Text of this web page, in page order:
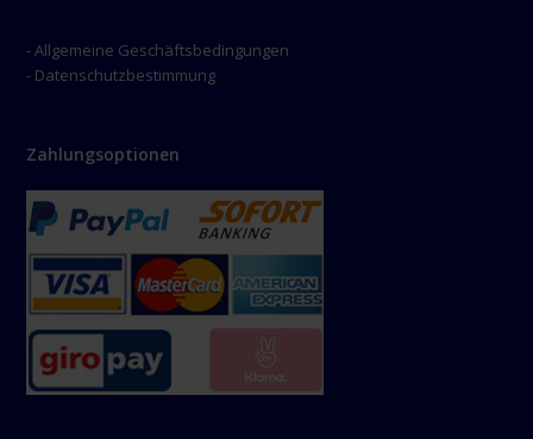
- Allgemeine Geschäftsbedingungen
- Datenschutzbestimmung
Zahlungsoptionen